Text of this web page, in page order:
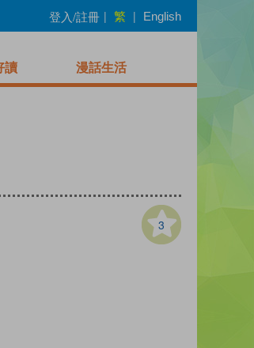
登入/註冊 | 繁 | English
讀 漫話生活
3